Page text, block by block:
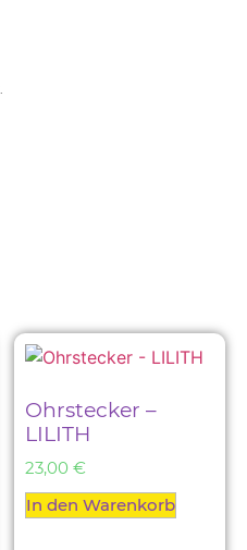
Ohrstecker –
LILITH
23,00 €
In den Warenkorb